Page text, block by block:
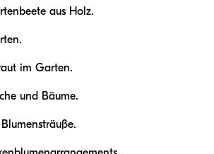
aus Holz.
im Garten.
und Bäume.